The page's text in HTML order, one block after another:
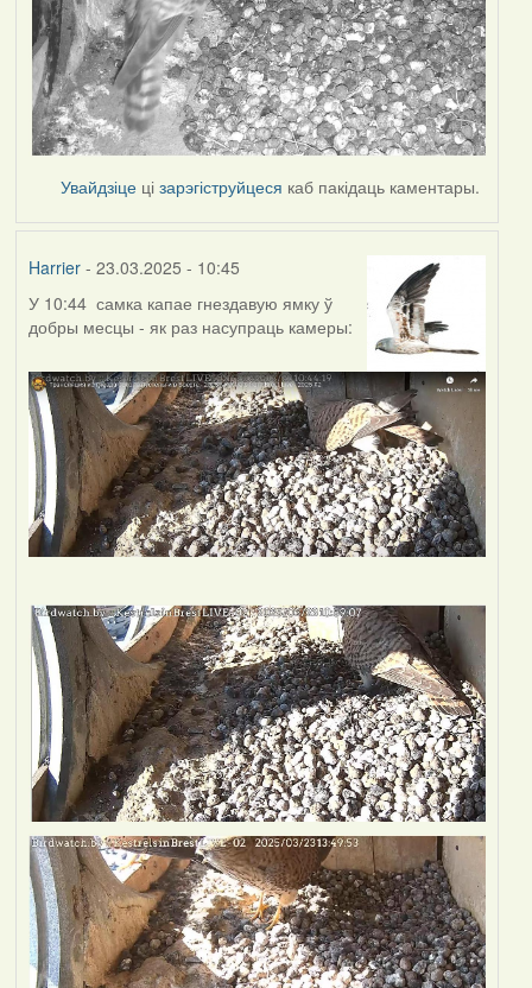
Увайдзіце цізарэгіструйцеся каб пакідаць каментары.
Harrier- 23.03.2025 - 10:45
У 10:44 самка капае гнездавую ямку ў
добры месцы - як раз насупраць камеры: